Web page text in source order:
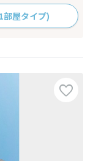
部屋タイプ)